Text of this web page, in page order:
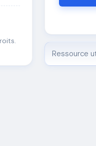
Ressource